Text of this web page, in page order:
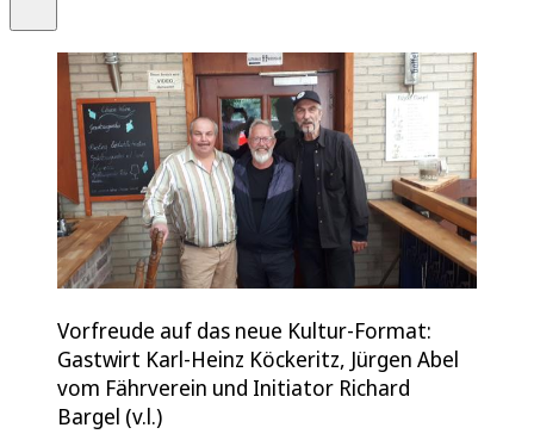
Vorfreude auf das neue Kultur-Format:
Gastwirt Karl-Heinz Köckeritz, Jürgen Abel
vom Fährverein und Initiator Richard
Bargel (v.l.)